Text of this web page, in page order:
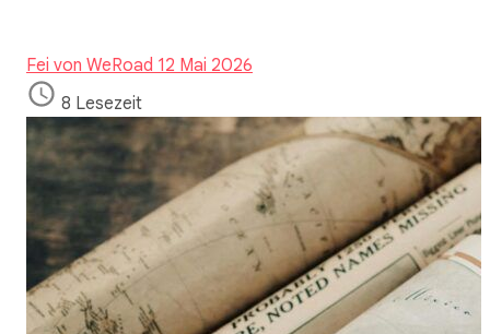
Fei von WeRoad 12 Mai 2026
8 Lesezeit